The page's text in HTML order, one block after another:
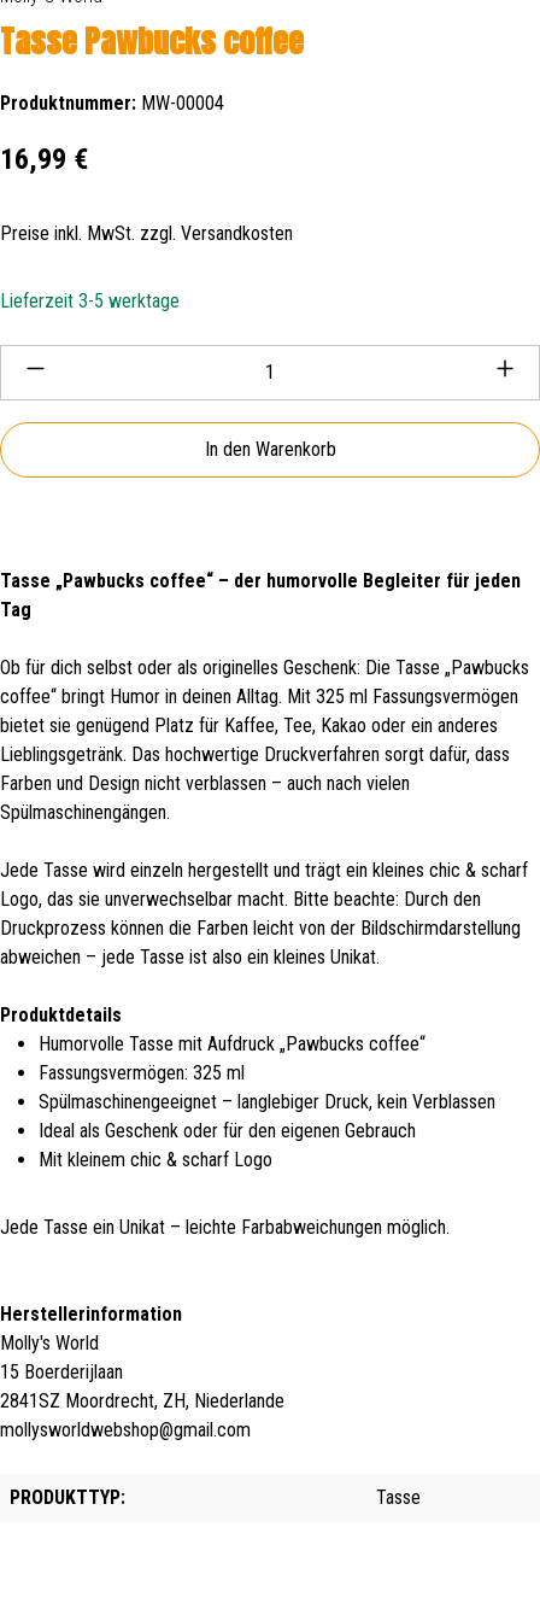
Tasse Pawbucks coffee
Produktnummer: MW-00004
Regulärer Preis:
16,99 €
Preise inkl. MwSt. zzgl. Versandkosten
Lieferzeit 3-5 werktage
Produkt Anzahl: Gib den gewünschten Wert ein oder
In den Warenkorb
Tasse „Pawbucks coffee“ – der humorvolle Begleiter für jeden
Tag
Ob für dich selbst oder als originelles Geschenk: Die Tasse „Pawbucks
coffee“ bringt Humor in deinen Alltag. Mit 325 ml Fassungsvermögen
bietet sie genügend Platz für Kaffee, Tee, Kakao oder ein anderes
Lieblingsgetränk. Das hochwertige Druckverfahren sorgt dafür, dass
Farben und Design nicht verblassen – auch nach vielen
Spülmaschinengängen.
Jede Tasse wird einzeln hergestellt und trägt ein kleines chic & scharf
Logo, das sie unverwechselbar macht. Bitte beachte: Durch den
Druckprozess können die Farben leicht von der Bildschirmdarstellung
abweichen – jede Tasse ist also ein kleines Unikat.
Produktdetails
Humorvolle Tasse mit Aufdruck „Pawbucks coffee“
Fassungsvermögen: 325 ml
Spülmaschinengeeignet – langlebiger Druck, kein Verblassen
Ideal als Geschenk oder für den eigenen Gebrauch
Mit kleinem chic & scharf Logo
Jede Tasse ein Unikat – leichte Farbabweichungen möglich.
Herstellerinformation
Molly's World
15 Boerderijlaan
2841SZ Moordrecht, ZH, Niederlande
mollysworldwebshop@gmail.com
PRODUKTTYP: Tasse